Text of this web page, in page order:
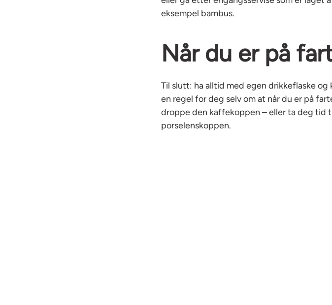
eksempel bambus.
Når du er på
Til slutt: ha alltid med egen drikkeflaske
en regel for deg selv om at når du er på
droppe den kaffekoppen – eller ta deg tid
porselenskoppen.